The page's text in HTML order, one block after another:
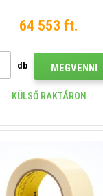
64 553 ft.
db MEGVENNI
KÜLSŐ RAKTÁRON